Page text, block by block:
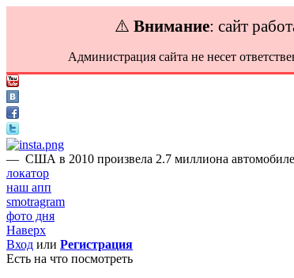
⚠️ Внимание: сайт
Администрация сайта не несет
— США в 2010 произвела 2.7 миллиона
локатор
наш апп
smotragram
фото дня
Наверх
Вход или Регистрация
Есть на что посмотреть